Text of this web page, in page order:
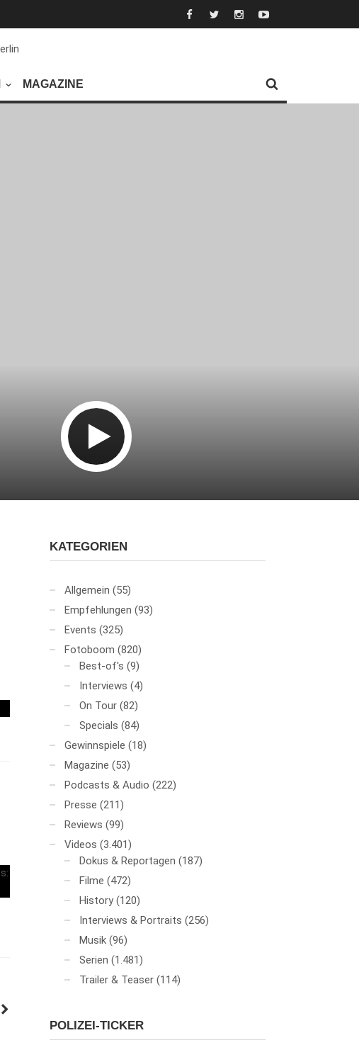
MAGAZINE
KATEGORIEN
Allgemein (55)
Empfehlungen (93)
Events (325)
Fotoboom (820)
Best-of's (9)
Interviews (4)
On Tour (82)
Specials (84)
Gewinnspiele (18)
Magazine (53)
Podcasts & Audio (222)
Presse (211)
Reviews (99)
Videos (3.401)
Dokus & Reportagen (187)
Filme (472)
History (120)
Interviews & Portraits (256)
Musik (96)
Serien (1.481)
Trailer & Teaser (114)
POLIZEI-TICKER